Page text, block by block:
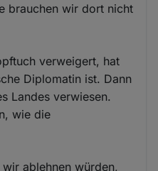
brauchen wir dort nicht
verweigert, hat
Diplomatin ist. Dann
Landes verwiesen.
wie die
ablehnen würden,